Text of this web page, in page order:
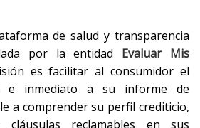
de salud y transparencia
por la entidad Evaluar Mis
es facilitar al consumidor el
e inmediato a su informe de
a comprender su perfil crediticio,
cláusulas reclamables en sus